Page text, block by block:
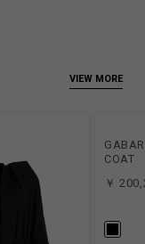
VIEW MORE
COAT
￥